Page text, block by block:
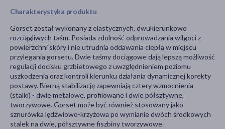
Charakterystyka produktu
Gorset został wykonany z elastycznych, dwukierunkowo
rozciągliwych taśm. Posiada zdolność odprowadzania wilgoci z
powierzchni skóry i nie utrudnia oddawania ciepła w miejscu
przylegania gorsetu. Dwie taśmy dociągowe dają lepszą możliwość
regulacji docisku grzbietowego z uwzględnieniem poziomu
uszkodzenia oraz kontroli kierunku działania dynamicznej korekty
postawy. Bierną stabilizację zapewniają cztery wzmocnienia
(stalki) - dwie metalowe, profilowane i dwie półsztywne,
tworzywowe. Gorset może być również stosowany jako
sznurówka lędźwiowo-krzyżowa po wymianie dwóch środkowych
stalek na dwie, półsztywne fiszbiny tworzywowe.